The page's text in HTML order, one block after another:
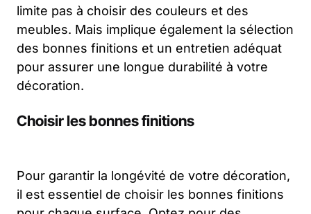
limite pas à choisir des couleurs et des
meubles. Mais implique également la sélection
des bonnes finitions et un entretien adéquat
pour assurer une longue durabilité à votre
décoration.
Choisir les bonnes finitions
Pour garantir la longévité de votre décoration,
il est essentiel de choisir les bonnes finitions